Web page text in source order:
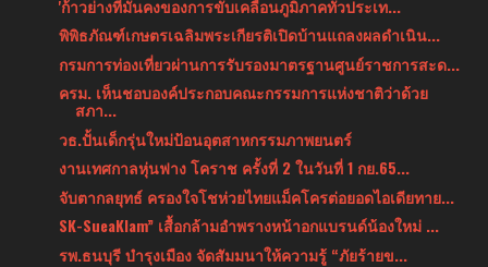
'ก้าวย่างที่มั่นคงของการขับเคลื่อนภูมิภาคทั่วประเท...
พิพิธภัณฑ์เกษตรเฉลิมพระเกียรติเปิดบ้านแถลงผลดำเนิน...
กรมการท่องเที่ยวผ่านการรับรองมาตรฐานศูนย์ราชการสะด...
ครม. เห็นชอบองค์ประกอบคณะกรรมการแห่งชาติว่าด้วย
สภา...
วธ.ปั้นเด็กรุ่นใหม่ป้อนอุตสาหกรรมภาพยนตร์
งานเทศกาลหุ่นฟาง โคราช ครั้งที่ 2 ในวันที่ 1 กย.65...
จับตากลยุทธ์ ครองใจโชห่วยไทยแม็คโครต่อยอดไอเดียทาย...
SK-SueaKlam” เสื้อกล้ามอำพรางหน้าอกแบรนด์น้องใหม่ ...
รพ.ธนบุรี บำรุงเมือง จัดสัมมนาให้ความรู้ “ภัยร้ายข...